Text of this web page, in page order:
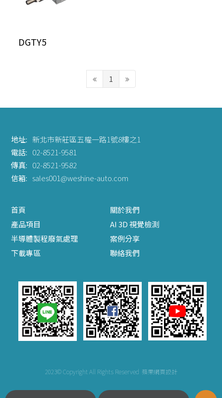
DGTY5
1
地址: 新北市新莊區五權一路1號8樓之1
電話: 02-8521-9581
傳真: 02-8521-9582
信箱: sales001@weshine-auto.com
首頁
關於我們
產品項目
AI 3D 視覺檢測
半導體製程廢氣處理
案例分享
下載專區
聯絡我們
2023© Copyright All Rights Reserved 蘋果網頁設計